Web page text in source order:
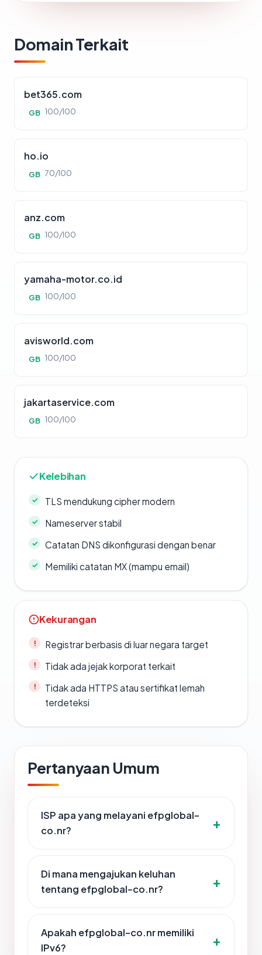
Domain Terkait
bet365.com
GB 100/100
ho.io
GB 70/100
anz.com
GB 100/100
yamaha-motor.co.id
GB 100/100
avisworld.com
GB 100/100
jakartaservice.com
GB 100/100
Kelebihan
TLS mendukung cipher modern
Nameserver stabil
Catatan DNS dikonfigurasi dengan benar
Memiliki catatan MX (mampu email)
Kekurangan
Registrar berbasis di luar negara target
Tidak ada jejak korporat terkait
Tidak ada HTTPS atau sertifikat lemah
terdeteksi
Pertanyaan Umum
ISP apa yang melayani efpglobal-
co.nr?
Di mana mengajukan keluhan
tentang efpglobal-co.nr?
Apakah efpglobal-co.nr memiliki
IPv6?